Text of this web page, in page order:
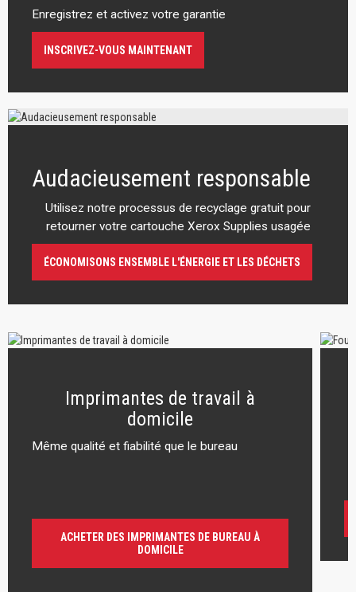
Enregistrez et activez votre garantie
INSCRIVEZ-VOUS MAINTENANT
Audacieusement responsable
Utilisez notre processus de recyclage gratuit pour
retourner votre cartouche Xerox Supplies usagée
ÉCONOMISONS ENSEMBLE L'ÉNERGIE ET LES DÉCHETS
Imprimantes de travail à
domicile
Même qualité et fiabilité que le bureau
ACHETER DES IMPRIMANTES DE BUREAU À
DOMICILE